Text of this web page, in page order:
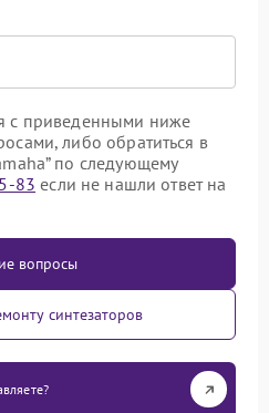
с приведенными ниже
либо обратиться в
по следующему
83 если не нашли ответ на
вопросы
синтезаторов